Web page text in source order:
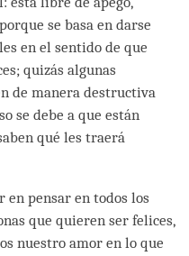
se basa en darse
en el sentido de que
quizás algunas
de manera destructiva
se debe a que están
qué les traerá
en pensar en todos los
que quieren ser felices,
nuestro amor en lo que